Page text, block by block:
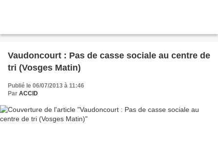
Vaudoncourt : Pas de casse sociale au centre de
tri (Vosges Matin)
Publié le 06/07/2013 à 11:46
Par ACCID